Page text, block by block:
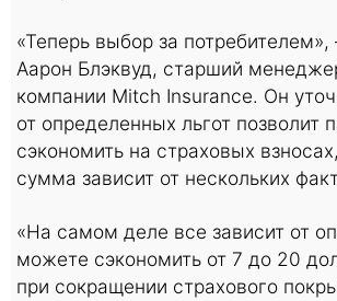
«Теперь выбор за
Аарон Блэквуд, старший
компании Mitch Insurance. Он
от определенных льгот позволит
сэкономить на страховых
сумма зависит от нескольких
«На самом деле все зависит от
можете сэкономить от 7 до 20
при сокращении страхового